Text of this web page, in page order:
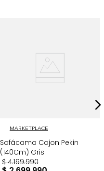
MARKETPLACE
Sofácama Cajon Pekin
(140Cm) Gris
$ 4.199.990